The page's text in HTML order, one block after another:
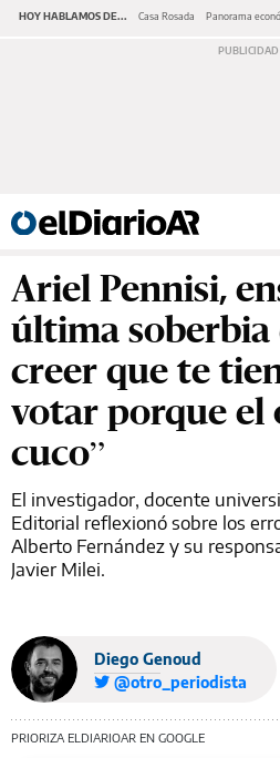
HOY HABLAMOS DE... Casa Rosada Panorama
Ariel Pennisi,
última soberbia
creer que te
votar porque el
cuco”
El investigador, docente
Editorial reflexionó sobre los
Alberto Fernández y su
Javier Milei.
Diego Genoud
@otro_periodista
PRIORIZA ELDIARIOAR EN GOOGLE